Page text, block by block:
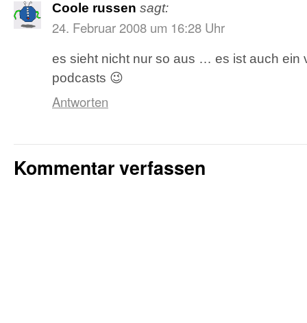
Coole russen sagt:
24. Februar 2008 um 16:28 Uhr
es sieht nicht nur so aus … es ist auch ein
podcasts 😉
Antworten
Kommentar verfassen